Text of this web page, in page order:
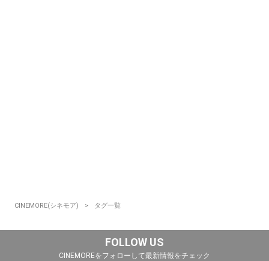
CINEMORE(シネモア) タグ一覧
FOLLOW US
CINEMOREをフォローして最新情報をチェック